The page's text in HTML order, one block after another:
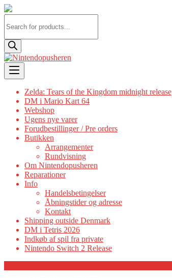
search
Skip
to
content
Zelda: Tears of the Kingdom midnight release
DM i Mario Kart 64
Webshop
Ugens nye varer
Forudbestillinger / Pre orders
Butikken
Arrangementer
Rundvisning
Om Nintendopusheren
Reparationer
Info
Handelsbetingelser
Åbningstider og adresse
Kontakt
Shipping outside Denmark
DM i Tetris 2026
Indkøb af spil fra private
Nintendo Switch 2 Release